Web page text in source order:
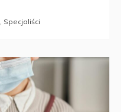
, Specjaliści